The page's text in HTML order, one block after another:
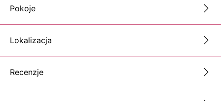
Pokoje
Lokalizacja
Recenzje